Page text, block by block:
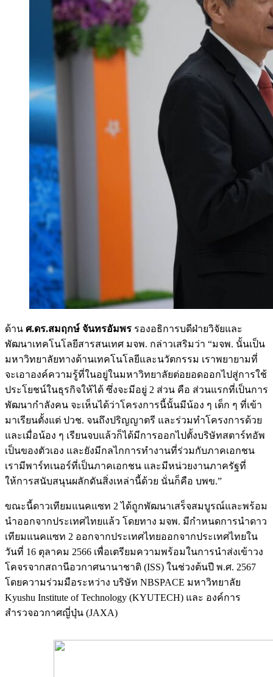
ด้าน ศ.ดร.สมฤกษ์ จันทรอัมพร รองอธิการบดีฝ่ายวิจัยและ
พัฒนาเทคโนโลยีสารสนเทศ มจพ. กล่าวเสริมว่า “มจพ. นั้นเป็น
มหาวิทยาลัยทางด้านเทคโนโลยีและนวัตกรรม เราพยายามที่
จะเอาองค์ความรู้ที่ในอยู่ในมหาวิทยาลัยต่อยอดออกไปสู่การใช้
ประโยชน์ในธุรกิจให้ได้ ซึ่งจะมีอยู่ 2 ส่วน คือ ส่วนแรกที่เป็นการ
พัฒนากำลังคน จะเห็นได้ว่าโครงการนี้นั้นมีน้อง ๆ เด็ก ๆ ที่เข้า
มาเรียนตั้งแต่ ปวช. จนถึงปริญญาตรี และร่วมทำโครงการด้วย
และเมื่อน้อง ๆ เรียนจบแล้วก็ได้มีการออกไปตั้งบริษัทสตาร์ทอัพ
เป็นของตัวเอง และยังมีกลไกการทำงานที่ร่วมกับภาคเอกชน
เรามีพาร์ทเนอร์ที่เป็นภาคเอกชน และมีหน่วยงานภาครัฐที่
ให้การสนับสนุนผลักดันสิ่งเหล่านี้ด้วย นั่นก็คือ บพข.”
ขณะนี้ดาวเทียมแนคแซท 2 ได้ถูกพัฒนาเสร็จสมบูรณ์และพร้อม
นำออกจากประเทศไทยแล้ว โดยทาง มจพ. มีกำหนดการนำดาว
เทียมแนคแซท 2 ออกจากประเทศไทยออกจากประเทศไทยใน
วันที่ 16 ตุลาคม 2566 เพื่อเตรียมความพร้อมในการนำส่งเข้าวง
โคจรจากสถานีอวกาศนานาชาติ (ISS) ในช่วงต้นปี พ.ศ. 2567
โดยความร่วมมือระหว่าง บริษัท NBSPACE มหาวิทยาลัย
Kyushu Institute of Technology (KYUTECH) และ องค์การ
สำรวจอวกาศญี่ปุ่น (JAXA)